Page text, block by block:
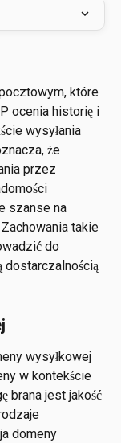
ocenia historię i
wysyłania
że
przez
szanse na
takie
do
dostarczalnością
wysyłkowej
w kontekście
brana jest jakość
domeny